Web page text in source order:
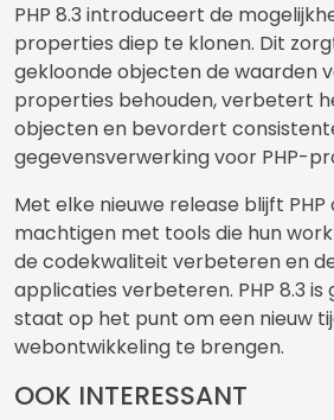
PHP 8.3 introduceert de
properties diep te klonen. Dit
gekloonde objecten de waarden
properties behouden, verbetert
objecten en bevordert
gegevensverwerking voor PHP-
Met elke nieuwe release blijft
machtigen met tools die hun
de codekwaliteit verbeteren en
applicaties verbeteren. PHP 8.3
staat op het punt om een nieuw
webontwikkeling te brengen.
OOK INTERESSANT